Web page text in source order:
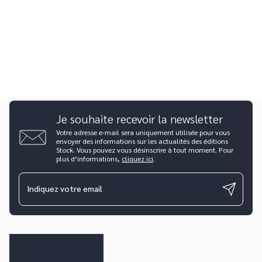
Je souhaite recevoir la newsletter
Votre adresse e-mail sera uniquement utilisée pour vous
envoyer des informations sur les actualités des éditions
Stock. Vous pouvez vous désinscrire à tout moment. Pour
plus d’informations, cliquez ici.
Indiquez votre email